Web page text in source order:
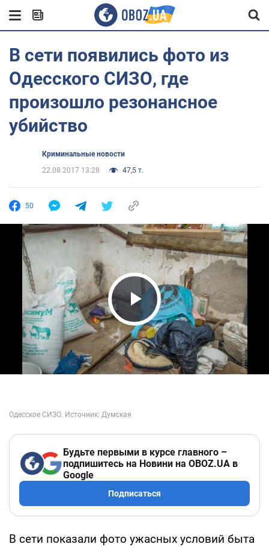
В сети появились фото из
Одесского СИЗО, где
произошло резонансное
убийство
Криминальные новости
22.08.2017 13:28
47,5 т.
50
Play Video
Будьте первыми в курсе главного –
подпишитесь на Новини на OBOZ.UA в
Google
Подписаться
В сети показали фото ужасных условий быта